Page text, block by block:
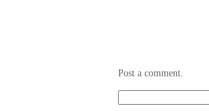
Post a comment.